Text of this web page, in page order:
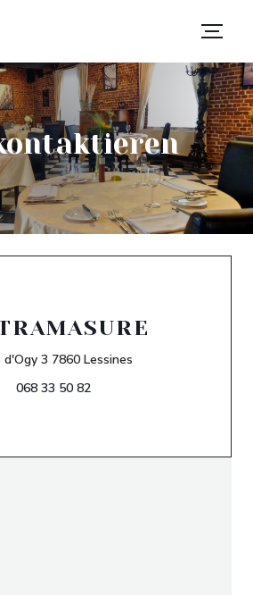
3 7860 Lessines((öffnet ein neues
068 33 50 82